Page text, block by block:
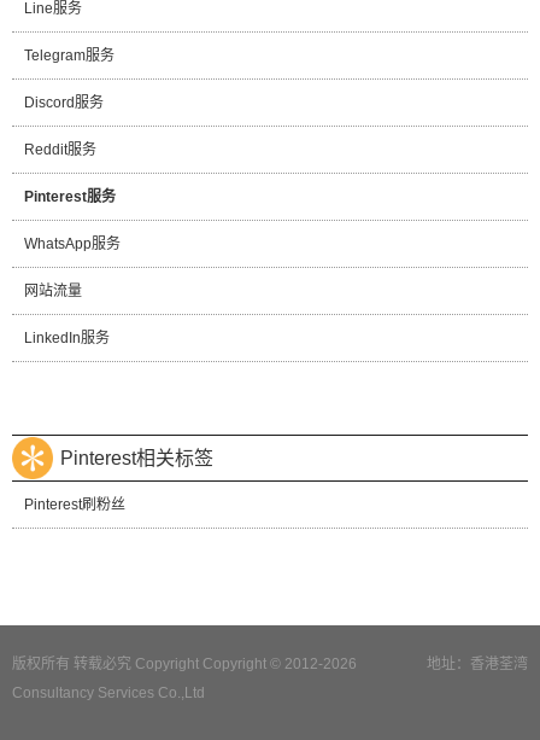
Line服务
Telegram服务
Discord服务
Reddit服务
Pinterest服务
WhatsApp服务
网站流量
LinkedIn服务
Pinterest相关标签
Pinterest刷粉丝
地址：香港荃湾
版权所有 转载必究 Copyright Copyright © 2012-2026
Consultancy Services Co.,Ltd